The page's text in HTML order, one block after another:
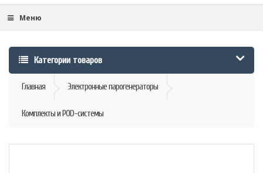
Меню
Категории товаров
Главная Электронные парогенераторы
Комплекты и POD-системы